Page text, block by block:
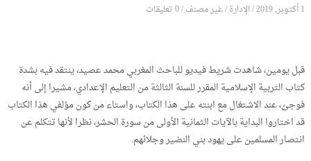
1 أكتوبر, 2019 /الإدارة/غير مصنف/0 تعليقات
قبل يومين، شاهدت شريط فيديو للباحث المغربي محمد عصيد، ينتقد فيه بشدة
كتاب التربية الإسلامية المقرر للسنة الثالثة من التعليم الإعدادي، مشيرا إلى أنه
فوجئ، عند الاشتغال مع ابنته على هذا الكتاب، واستاء من كون مؤلفي هذا الكتاب
قد اختاروا البداية بالآيات الثمانية الأولى من سورة الحشر، نظرا لأنها تتكلم عن
انتصار المسلمين على يهود بني النضير وجلائهم.